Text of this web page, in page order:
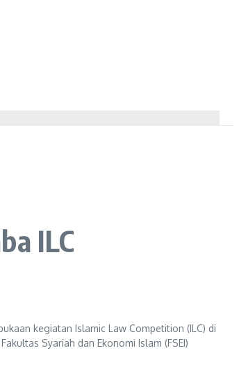
ILC
kegiatan Islamic Law Competition (ILC) di
Syariah dan Ekonomi Islam (FSEI)